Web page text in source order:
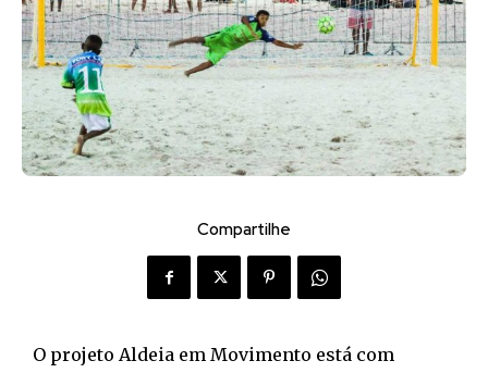
Compartilhe
O projeto Aldeia em Movimento está com